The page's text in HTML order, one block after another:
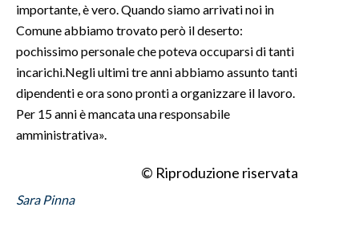
importante, è vero. Quando siamo arrivati ​​noi in
Comune abbiamo trovato però il deserto:
pochissimo personale che poteva occuparsi di tanti
incarichi.Negli ultimi tre anni abbiamo assunto tanti
dipendenti e ora sono pronti a organizzare il lavoro.
Per 15 anni è mancata una responsabile
amministrativa».
© Riproduzione riservata
Sara Pinna